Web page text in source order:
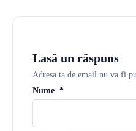
Lasă un răspuns
Adresa ta de email nu va fi
Nume *